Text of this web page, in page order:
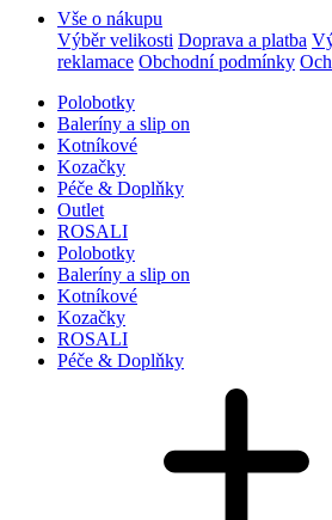
Vše o nákupu
Výběr velikosti Doprava a platba
reklamace Obchodní podmínky
Polobotky
Baleríny a slip on
Kotníkové
Kozačky
Péče & Doplňky
Outlet
ROSALI
Polobotky
Baleríny a slip on
Kotníkové
Kozačky
ROSALI
Péče & Doplňky